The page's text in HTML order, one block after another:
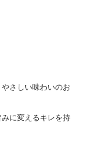
さしい味わいのお
に変えるキレを持